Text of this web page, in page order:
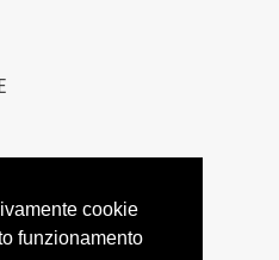
cookie
funzionamento